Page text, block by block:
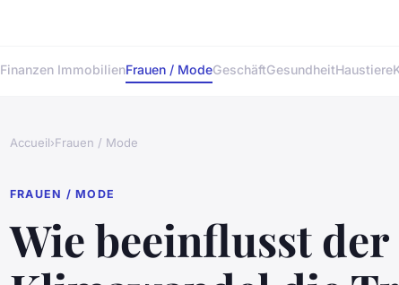
Finanzen ImmobilienFrauen / ModeGeschäftGesundheitHaustiere
Accueil›Frauen / Mode
FRAUEN / MODE
Wie beeinflusst der